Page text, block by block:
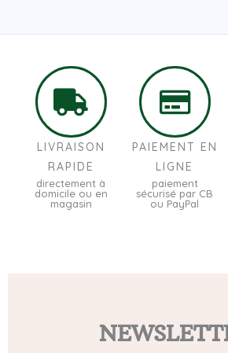
LIVRAISON
RAPIDE
directement à
domicile ou en
magasin
PAIEMENT EN
LIGNE
paiement
sécurisé par CB
ou PayPal